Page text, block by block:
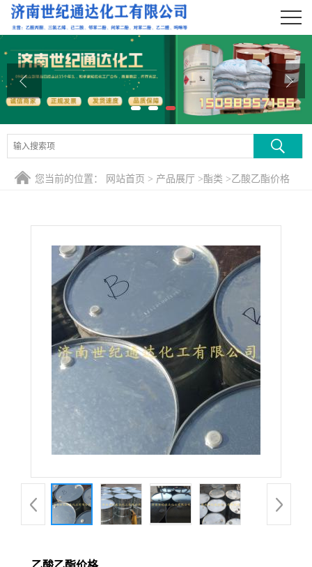
公司首页
公司介绍
产品展厅
证书荣誉
您当前的位置： 网站首页 > 产品展厅 >酯类 >乙酸乙酯价格